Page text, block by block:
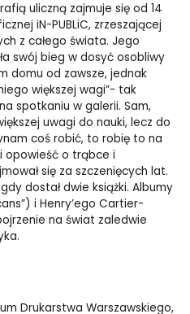
uliczną zajmuje się od 14
iN-PUBLiC, zrzeszającej
z całego świata. Jego
swój bieg w dosyć osobliwy
domu od zawsze, jednak
większej wagi”- tak
spotkaniu w galerii. Sam,
uwagi do nauki, lecz do
coś robić, to robię to na
opowieść o trąbce i
się za szczenięcych lat.
dostał dwie książki. Albumy
i Henry’ego Cartier-
na świat zaledwie